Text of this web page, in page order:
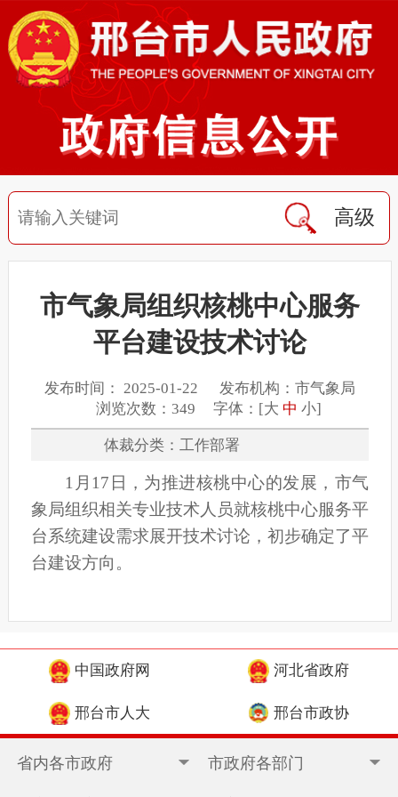
高级
市气象局组织核桃中心服务
平台建设技术讨论
发布时间： 2025-01-22 发布机构：市气象局
浏览次数：349 字体：[大 中 小]
体裁分类：工作部署
1月17日，为推进核桃中心的发展，市气
象局组织相关专业技术人员就核桃中心服务平
台系统建设需求展开技术讨论，初步确定了平
台建设方向。
中国政府网 河北省政府
邢台市人大 邢台市政协
省内各市政府 市政府各部门